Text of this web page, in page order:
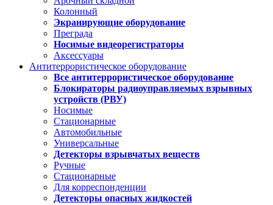
Колонный
Экранирующие оборудование
Преграда
Носимые видеорегистраторы
Аксессуары
Антитеррористическое оборудование
Все антитеррористическое оборудование
Блокираторы радиоуправляемых взрывных
устройств (РВУ)
Носимые
Стационарные
Автомобильные
Универсальные
Детекторы взрывчатых веществ
Ручные
Стационарные
Для корреспонденции
Детекторы опасных жидкостей